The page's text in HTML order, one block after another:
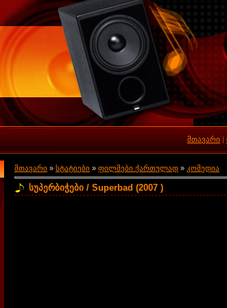
მთავარი |
მთავარი » სტატიები » ფილმები ქართულად » კომედია
სუპერბიჭები / Superbad (2007 )